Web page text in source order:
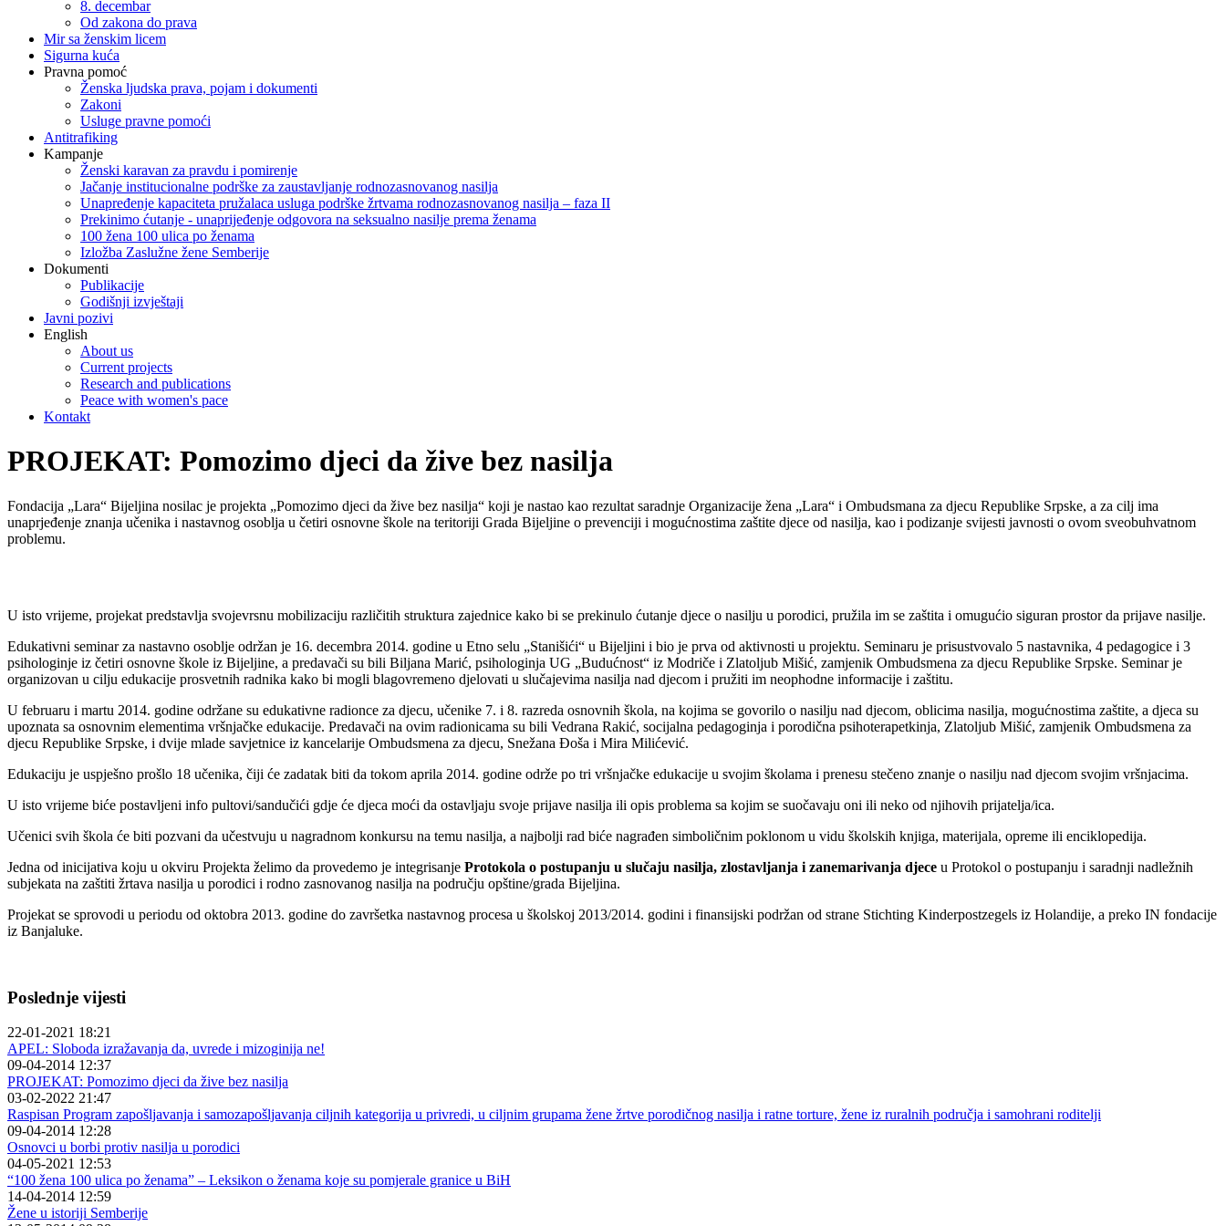
8. decembar
Od zakona do prava
Mir sa ženskim licem
Sigurna kuća
Pravna pomoć
Ženska ljudska prava, pojam i dokumenti
Zakoni
Usluge pravne pomoći
Antitrafiking
Kampanje
Ženski karavan za pravdu i pomirenje
Jačanje institucionalne podrške za zaustavljanje rodnozasnovanog nasilja
Unapređenje kapaciteta pružalaca usluga podrške žrtvama rodnozasnovanog nasilja – faza II
Prekinimo ćutanje - unaprijeđenje odgovora na seksualno nasilje prema ženama
100 žena 100 ulica po ženama
Izložba Zaslužne žene Semberije
Dokumenti
Publikacije
Godišnji izvještaji
Javni pozivi
English
About us
Current projects
Research and publications
Peace with women's pace
Kontakt
PROJEKAT: Pomozimo djeci da žive bez nasilja
Fondacija „Lara“ Bijeljina nosilac je projekta „Pomozimo djeci da žive bez nasilja“ koji je nastao kao rezultat saradnje Organizacije žena „Lara“ i Ombudsmana za djecu Republike Srpske, a za cilj ima
unaprjeđenje znanja učenika i nastavnog osoblja u četiri osnovne škole na teritoriji Grada Bijeljine o prevenciji i mogućnostima zaštite djece od nasilja, kao i podizanje svijesti javnosti o ovom sveobuhvatnom
problemu.
U isto vrijeme, projekat predstavlja svojevrsnu mobilizaciju različitih struktura zajednice kako bi se prekinulo ćutanje djece o nasilju u porodici, pružila im se zaštita i omugućio siguran prostor da prijave nasilje.
Edukativni seminar za nastavno osoblje održan je 16. decembra 2014. godine u Etno selu „Stanišići“ u Bijeljini i bio je prva od aktivnosti u projektu. Seminaru je prisustvovalo 5 nastavnika, 4 pedagogice i 3
psihologinje iz četiri osnovne škole iz Bijeljine, a predavači su bili Biljana Marić, psihologinja UG „Budućnost“ iz Modriče i Zlatoljub Mišić, zamjenik Ombudsmena za djecu Republike Srpske. Seminar je
organizovan u cilju edukacije prosvetnih radnika kako bi mogli blagovremeno djelovati u slučajevima nasilja nad djecom i pružiti im neophodne informacije i zaštitu.
U februaru i martu 2014. godine održane su edukativne radionce za djecu, učenike 7. i 8. razreda osnovnih škola, na kojima se govorilo o nasilju nad djecom, oblicima nasilja, mogućnostima zaštite, a djeca su
upoznata sa osnovnim elementima vršnjačke edukacije. Predavači na ovim radionicama su bili Vedrana Rakić, socijalna pedagoginja i porodična psihoterapetkinja, Zlatoljub Mišić, zamjenik Ombudsmena za
djecu Republike Srpske, i dvije mlade savjetnice iz kancelarije Ombudsmena za djecu, Snežana Đoša i Mira Milićević.
Edukaciju je uspješno prošlo 18 učenika, čiji će zadatak biti da tokom aprila 2014. godine održe po tri vršnjačke edukacije u svojim školama i prenesu stečeno znanje o nasilju nad djecom svojim vršnjacima.
U isto vrijeme biće postavljeni info pultovi/sandučići gdje će djeca moći da ostavljaju svoje prijave nasilja ili opis problema sa kojim se suočavaju oni ili neko od njihovih prijatelja/ica.
Učenici svih škola će biti pozvani da učestvuju u nagradnom konkursu na temu nasilja, a najbolji rad biće nagrađen simboličnim poklonom u vidu školskih knjiga, materijala, opreme ili enciklopedija.
Jedna od inicijativa koju u okviru Projekta želimo da provedemo je integrisanje Protokola o postupanju u slučaju nasilja, zlostavljanja i zanemarivanja djece u Protokol o postupanju i saradnji nadležnih
subjekata na zaštiti žrtava nasilja u porodici i rodno zasnovanog nasilja na području opštine/grada Bijeljina.
Projekat se sprovodi u periodu od oktobra 2013. godine do završetka nastavnog procesa u školskoj 2013/2014. godini i finansijski podržan od strane Stichting Kinderpostzegels iz Holandije, a preko IN fondacije
iz Banjaluke.
Poslednje vijesti
22-01-2021 18:21
APEL: Sloboda izražavanja da, uvrede i mizoginija ne!
09-04-2014 12:37
PROJEKAT: Pomozimo djeci da žive bez nasilja
03-02-2022 21:47
Raspisan Program zapošljavanja i samozapošljavanja ciljnih kategorija u privredi, u ciljnim grupama žene žrtve porodičnog nasilja i ratne torture, žene iz ruralnih područja i samohrani roditelji
09-04-2014 12:28
Osnovci u borbi protiv nasilja u porodici
04-05-2021 12:53
“100 žena 100 ulica po ženama” – Leksikon o ženama koje su pomjerale granice u BiH
14-04-2014 12:59
Žene u istoriji Semberije